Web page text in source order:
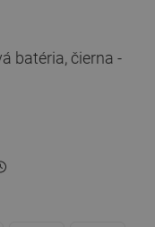
batéria, čierna -